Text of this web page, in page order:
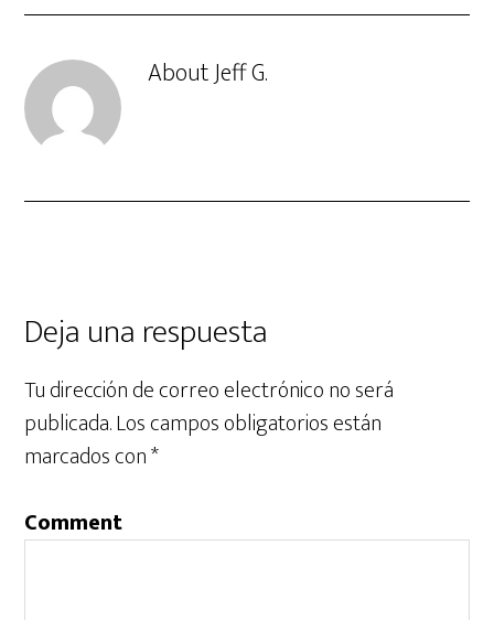
AboutJeff G.
Deja una respuesta
Tu dirección de correo electrónico no será
publicada.Los campos obligatorios están
marcados con*
Comment